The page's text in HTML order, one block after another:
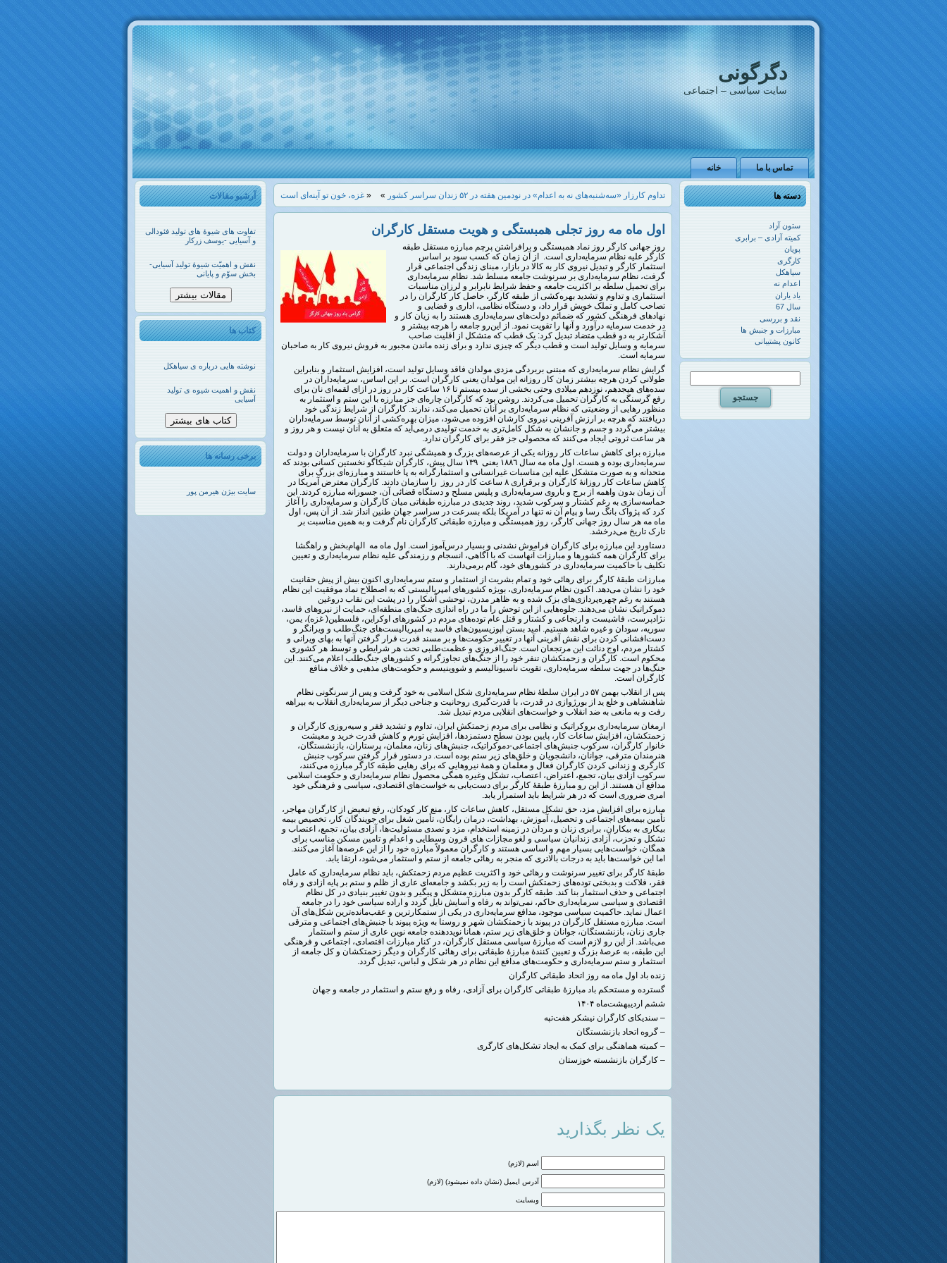
دگرگونی
سایت سیاسی – اجتماعی
خانه تماس با ما
آرشیو مقالات
تفاوت های شیوۀ های تولید فئودالی
و آسیایی -یوسف زرکار
نقش و اهمیّت شیوۀ تولید آسیایی-
بخش سوّم و پایانی
مقالات بیشتر
کتاب ها
نوشته هایی درباره ی سیاهکل
نقش و اهمیت شیوه ی تولید
آسیایی
کتاب های بیشتر
برخی رسانه ها
سایت بیژن هیرمن پور
« غزه، خون تو آینه‌ای است تداوم کارزار «سه‌شنبه‌های نه به اعدام» در نودمین هفته در ۵۲ زندان سراسر کشور »
اول ماه مه روز تجلی همبستگی و هویت مستقل کارگران
روز جهانی کارگر روز نماد همبستگی و برافراشتن پرچم مبارزه مستقل طبقه
کارگر علیه نظام سرمایه‌داری است. از آن زمان که کسب سود بر اساس
استثمار کارگر و تبدیل نیروی کار به کالا در بازار، مبنای زندگی اجتماعی قرار
گرفت، نظام سرمایه‌داری بر سرنوشت جامعه مسلط شد. نظام سرمایه‌داری
برای تحمیل سلطه بر اکثریت جامعه و حفظ شرایط نابرابر و لرزان مناسبات
استثماری و تداوم و تشدید بهره‌کشی از طبقه کارگر، حاصل کار کارگران را در
تصاحب کامل و تملک خویش قرار داد، و دستگاه نظامی، اداری و قضایی و
نهادهای فرهنگی کشور که ضمائم دولت‌های سرمایه‌داری هستند را به زیان کار و
در خدمت سرمایه درآورد و آنها را تقویت نمود. از اين‌رو جامعه را هرچه بیشتر و
آشکارتر به دو قطب متضاد تبدیل کرد: یک قطب که متشکل از اقلیت صاحب
سرمایه و وسایل تولید است و قطب دیگر که چیزی ندارد و برای زنده ماندن مجبور به فروش نیروی کار به صاحبان
سرمایه است.
گرایش نظام سرمایه‌داری که مبتنی بربردگی مزدی مولدان فاقد وسایل تولید است، افزایش استثمار و بنابراین
طولانی کردن هرچه بیشتر زمان کار روزانه این مولدان یعنی کارگران است. بر این اساس، سرمایه‌داران در
سده‌های هیجدهم، نوزدهم میلادی وحتی بخشی از سده بیستم تا ۱۶ ساعت کار در روز در ازای لقمه‌ای نان برای
رفع گرسنگی به کارگران تحمیل می‌کردند. روشن بود که کارگران چاره‌ای جز مبارزه با این ستم و استثمار به
منظور رهایی از وضعیتی که نظام سرمایه‌داری بر آنان تحمیل می‌کند، ندارند. کارگران از شرایط زندگی خود
دریافتند که هرچه بر ارزش آفرینی نیروی کارشان افزوده می‌شود، میزان بهره‌کشی از آنان توسط سرمایه‌داران
بیشتر می‌گردد و جسم و جانشان به شکل کامل‌تری به خدمت تولیدی درمی‌آید که متعلق به آنان نیست و هر روز و
هر ساعت ثروتی ایجاد می‌کنند که محصولی جز فقر برای کارگران ندارد.
مبارزه برای کاهش ساعات کار روزانه یکی از عرصه‌های بزرگ و همیشگی نبرد کارگران با سرمایه‌داران و دولت
سرمایه‌داری بوده و هست. اول ماه مه سال ۱٨٨٦ یعنی ۱۳۹ سال پیش، کارگران شیکاگو نخستین کسانی بودند که
متحدانه و به صورت متشکل علیه این مناسبات غیرانسانی و استثمارگرانه به پا خاستند و مبارزه‌ای بزرگ برای
کاهش ساعات کار روزانۀ کارگران و برقراری ۸ ساعت کار در روز را سازمان دادند. کارگران معترض آمریکا در
آن زمان بدون واهمه از برج و باروی سرمایه‌داری و پلیس مسلح و دستگاه قضائی آن، جسورانه مبارزه کردند. این
حماسه‌سازی به رغم کشتار و سرکوب شدید، روند جدیدی در مبارزه طبقاتی میان کارگران و سرمایه‌داری را آغاز
کرد که پژواک بانگ رسا و پیام آن نه تنها در آمریکا بلکه بسرعت در سراسر جهان طنین انداز شد. از آن پس، اول
ماه مه هر سال روز جهانی کارگر، روز همبستگی و مبارزه طبقاتی کارگران نام گرفت و به همین مناسبت بر
تارک تاریخ می‌درخشد.
دستاورد این مبارزه برای کارگران فراموش نشدنی و بسیار درس‌آموز است. اول ماه مه الهام‌بخش و راهگشا
برای کارگران همه کشورها و مبارزات آنهاست که با آگاهی، انسجام و رزمندگی علیه نظام سرمایه‌داری و تعیین
تکلیف با حاکمیت سرمایه‌داری در کشورهای خود، گام برمی‌دارند.
مبارزات طبقۀ کارگر برای رهائی خود و تمام بشریت از استثمار و ستم سرمایه‌داری اکنون بیش از پیش حقانیت
خود را نشان می‌دهد. اکنون نظام سرمایه‌داری، بویژه کشورهای امپریالیستی که به اصطلاح نماد موفقیت این نظام
هستند به رغم چهره‌پردازی‌های بزک شده و به ظاهر مدرن، توحشی آشکار را در پشت این نقاب دروغین
دموکراتیک نشان می‌دهند. جلوه‌هایی از این توحش را ما در راه اندازی جنگ‌های منطقه‌ای، حمایت از نیروهای فاسد،
نژادپرست، فاشیست و ارتجاعی و کشتار و قتل عام توده‌های مردم در کشورهای اوکراین، فلسطین( غزه)، یمن،
سوریه، سودان و غیره شاهد هستیم. امید بستن اپوزیسیون‌های فاسد به امپریالیست‌های جنگ‌طلب و ویرانگر و
دست‌افشانی کردن برای نقش آفرینی آنها در تغییر حکومت‌ها و بر مسند قدرت قرار گرفتن آنها به بهای ویرانی و
کشتار مردم، اوج دنائت این مرتجعان است. جنگ‌افروزی و عظمت‌طلبی تحت هر شرایطی و توسط هر کشوری
محکوم است. کارگران و زحمتکشان تنفر خود را از جنگ‌های تجاوزگرانه و کشورهای جنگ‌‌طلب اعلام می‌کنند. این
جنگ‌ها در جهت سلطه سرمایه‌داری، تقویت ناسیونالیسم و شووینیسم و حکومت‌های مذهبی و خلاف منافع
کارگران است.
پس از انقلاب بهمن ۵۷ در ایران سلطۀ نظام سرمایه‌داری شکل اسلامی به خود گرفت و پس از سرنگونی نظام
شاهنشاهی و خلع ید از بورژوازی در قدرت، با قدرت‌گیری روحانیت و جناحی دیگر از سرمایه‌داری انقلاب به بیراهه
رفت و به مانعی به ضد انقلاب و خواست‌های انقلابی مردم تبدیل شد.
ارمغان سرمایه‌داری بروکراتیک و نظامی برای مردم زحمتکش ایران، تداوم و تشدید فقر و سیه‌روزی کارگران و
زحمتکشان، افزایش ساعات کار، پایین بودن سطح دستمزدها، افزایش تورم و کاهش قدرت خرید و معیشت
خانوار کارگران، سرکوب جنبش‌های اجتماعی-دموکراتیک، جنبش‌های زنان، معلمان، پرستاران، بازنشستگان،
هنرمندان مترقی، جوانان، دانشجویان و خلق‌های زیر ستم بوده است. در دستور قرار گرفتن سرکوب جنبش
کارگری و زندانی کردن کارگران فعال و معلمان و همۀ نیروهایی که برای رهایی طبقه کارگر مبارزه می‌کنند،
سرکوب آزادی بیان، تجمع، اعتراض، اعتصاب، تشکل وغیره همگی محصول نظام سرمایه‌داری و حکومت اسلامی
مدافع آن هستند. از این رو مبارزۀ طبقۀ کارگر برای دست‌یابی به خواست‌های اقتصادی، سیاسی و فرهنگی خود
امری ضروری است که در هر شرایط باید استمرار یابد.
مبارزه برای افزایش مزد، حق تشکل مستقل، کاهش ساعات کار، منع کار کودکان، رفع تبعیض از کارگران مهاجر،
تأمین بیمه‌های اجتماعی و تحصیل، آموزش، بهداشت، درمان رایگان، تأمین شغل برای جویندگان کار، تخصیص بیمه
بیکاری به بیکاران، برابری زنان و مردان در زمینه استخدام، مزد و تصدی مسئولیت‌ها، آزادی بیان، تجمع، اعتصاب و
تشکل و تحزب، آزادی زندانیان سیاسی و لغو مجازات های قرون وسطایی و اعدام و تامین مسکن مناسب برای
همگان، خواست‌هایی بسیار مهم و اساسی هستند و کارگران معمولاً مبارزه خود را از این عرصه‌ها آغاز می‌کنند.
اما این خواست‌ها باید به درجات بالاتری که منجر به رهائی جامعه از ستم و استثمار می‌شود، ارتقا یابد.
طبقۀ کارگر برای تغییر سرنوشت و رهائی خود و اکثریت عظیم مردم زحمتکش، باید نظام سرمایه‌داری که عامل
فقر، فلاکت و بدبختی توده‌های زحمتکش است را به زیر بکشد و جامعه‌ای عاری از ظلم و ستم بر پایه آزادی و رفاه
اجتماعی و حذف استثمار بنا کند. طبقه کارگر بدون مبارزه متشکل و پیگیر و بدون تغییر بنیادی در کل نظام
اقتصادی و سیاسی سرمایه‌داری حاکم، نمی‌تواند به رفاه و آسایش نایل گردد و اراده سیاسی خود را در جامعه
اعمال نماید. حاکمیت سیاسی موجود، مدافع سرمایه‌داری در یکی از ستمکارترین و عقب‌مانده‌ترین شکل‌های آن
است. مبارزه مستقل کارگران در پیوند با زحمتکشان شهر و روستا به ویژه پیوند با جنبش‌های اجتماعی و مترقی
جاری زنان، بازنشستگان، جوانان و خلق‌های زیر ستم، همانا نویددهنده جامعه نوین عاری از ستم و استثمار
می‌باشد. از این رو لازم است که مبارزۀ سیاسی مستقل کارگران، در کنار مبارزات اقتصادی، اجتماعی و فرهنگی
این طبقه، به عرصۀ بزرگ و تعیین کنندۀ مبارزۀ طبقاتی برای رهائی کارگران و دیگر زحمتکشان و کل جامعه از
استثمار و ستم سرمایه‌داری و حکومت‌های مدافع این نظام در هر شکل و لباس، تبدیل گردد.
زنده باد اول ماه مه روز اتحاد طبقاتی کارگران
گسترده و مستحکم باد مبارزۀ طبقاتی کارگران برای آزادی، رفاه و رفع ستم و استثمار در جامعه و جهان
ششم اردیبهشت‌ماه ۱۴۰۴
– سندیکای کارگران نیشکر هفت‌تپه
– گروه اتحاد بازنشستگان
– کمیته هماهنگی برای کمک به ایجاد تشکل‌های کارگری
– کارگران بازنشسته خوزستان
یک نظر بگذارید
اسم (لازم)
آدرس ایمیل (نشان داده نمیشود) (لازم)
وبسایت
دسته ها
ستون آزاد
کمیته آزادی – برابری
پویان
کارگری
سیاهکل
اعدام نه
یاد یاران
سال 67
نقد و بررسی
مبارزات و جنبش ها
کانون پشتیبانی